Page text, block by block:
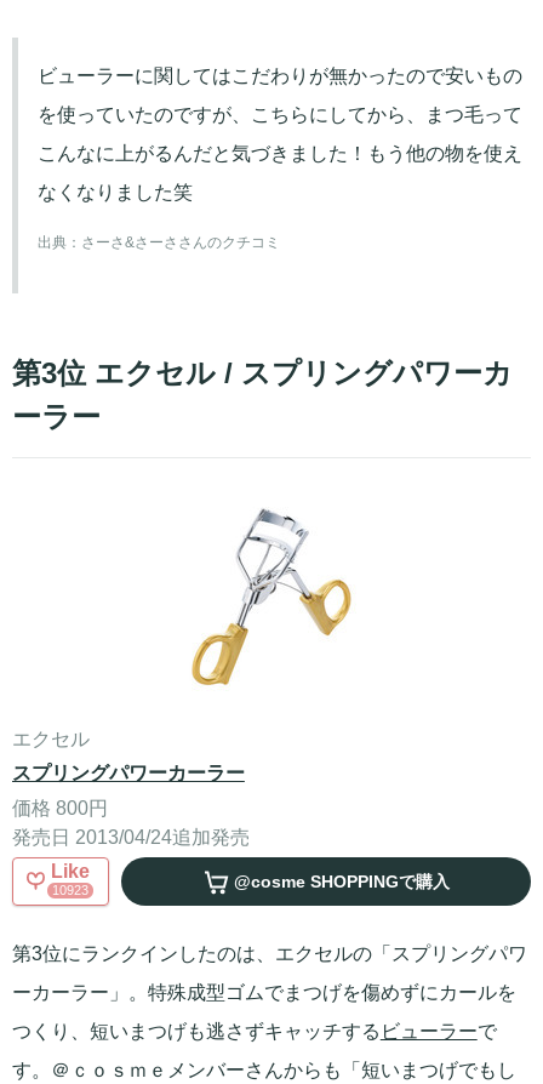
ビューラーに関してはこだわりが無かったので安いもの
を使っていたのですが、こちらにしてから、まつ毛って
こんなに上がるんだと気づきました！もう他の物を使え
なくなりました笑
出典： さーさ&さーささんのクチコミ
第3位 エクセル / スプリングパワーカ
ーラー
エクセル
スプリングパワーカーラー
価格 800円
発売日 2013/04/24追加発売
Like
10923 @cosme SHOPPINGで購入
第3位にランクインしたのは、エクセルの「スプリングパワ
ーカーラー」。特殊成型ゴムでまつげを傷めずにカールを
つくり、短いまつげも逃さずキャッチする ビューラーで
す。＠ｃｏｓｍｅメンバーさんからも「短いまつげでもし